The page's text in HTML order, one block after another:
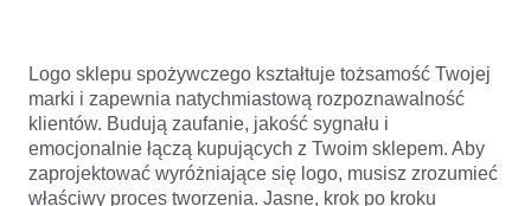
Logo sklepu spożywczego kształtuje tożsamość Twojej
marki i zapewnia natychmiastową rozpoznawalność
klientów. Budują zaufanie, jakość sygnału i
emocjonalnie łączą kupujących z Twoim sklepem. Aby
zaprojektować wyróżniające się logo, musisz zrozumieć
właściwy proces tworzenia. Jasne, krok po kroku